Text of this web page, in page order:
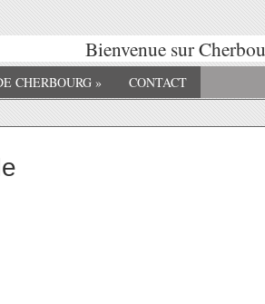
Bienvenue sur
CHERBOURG » CONTACT